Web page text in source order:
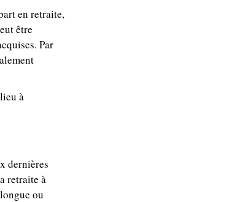
en retraite,
être
Par
à
dernières
retraite à
ou